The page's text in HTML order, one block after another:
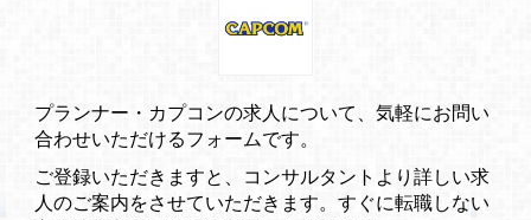
プランナー・カプコンの求人について、気軽にお問い
合わせいただけるフォームです。
ご登録いただきますと、コンサルタントより詳しい求
人のご案内をさせていただきます。すぐに転職しない